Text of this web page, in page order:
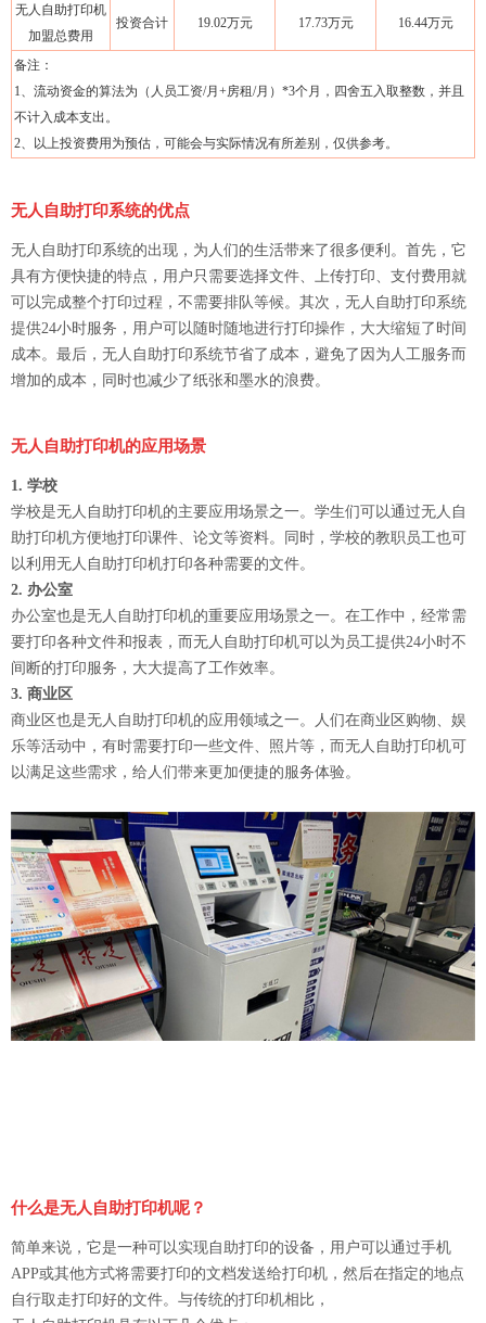
无人自助打印机
加盟总费用
投资合计 19.02万元 17.73万元 16.44万元
备注：
1、流动资金的算法为（人员工资/月+房租/月）*3个月，四舍五入取整数，并且
不计入成本支出。
2、以上投资费用为预估，可能会与实际情况有所差别，仅供参考。
无人自助打印系统的优点
无人自助打印系统的出现，为人们的生活带来了很多便利。首先，它
具有方便快捷的特点，用户只需要选择文件、上传打印、支付费用就
可以完成整个打印过程，不需要排队等候。其次，无人自助打印系统
提供24小时服务，用户可以随时随地进行打印操作，大大缩短了时间
成本。最后，无人自助打印系统节省了成本，避免了因为人工服务而
增加的成本，同时也减少了纸张和墨水的浪费。
无人自助打印机的应用场景
1. 学校
学校是无人自助打印机的主要应用场景之一。学生们可以通过无人自
助打印机方便地打印课件、论文等资料。同时，学校的教职员工也可
以利用无人自助打印机打印各种需要的文件。
2. 办公室
办公室也是无人自助打印机的重要应用场景之一。在工作中，经常需
要打印各种文件和报表，而无人自助打印机可以为员工提供24小时不
间断的打印服务，大大提高了工作效率。
3. 商业区
商业区也是无人自助打印机的应用领域之一。人们在商业区购物、娱
乐等活动中，有时需要打印一些文件、照片等，而无人自助打印机可
以满足这些需求，给人们带来更加便捷的服务体验。
什么是无人自助打印机呢？
简单来说，它是一种可以实现自助打印的设备，用户可以通过手机
APP或其他方式将需要打印的文档发送给打印机，然后在指定的地点
自行取走打印好的文件。与传统的打印机相比，